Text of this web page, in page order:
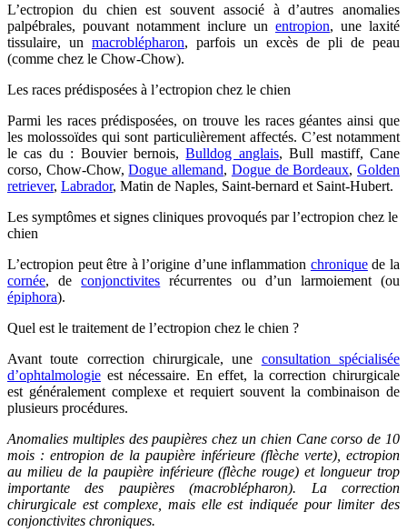
L’ectropion du chien est souvent associé à d’autres anomalies
palpébrales, pouvant notamment inclure un entropion, une laxité
tissulaire, un macroblépharon, parfois un excès de pli de peau
(comme chez le Chow-Chow).
Les races prédisposées à l’ectropion chez le chien
Parmi les races prédisposées, on trouve les races géantes ainsi que
les molossoïdes qui sont particulièrement affectés. C’est notamment
le cas du : Bouvier bernois,Bulldog anglais, Bull mastiff, Cane
corso, Chow-Chow,Dogue allemand, Dogue de Bordeaux,Golden
retriever, Labrador, Matin de Naples, Saint-bernard et Saint-Hubert.
Les symptômes et signes cliniques provoqués par l’ectropion chez le
chien
L’ectropion peut être à l’origine d’une inflammation chroniquede la
cornée, deconjonctivites récurrentes ou d’un larmoiement (ou
épiphora).
Quel est le traitement de l’ectropion chez le chien ?
Avant toute correction chirurgicale, une consultation spécialisée
d’ophtalmologie est nécessaire. En effet, la correction chirurgicale
est généralement complexe et requiert souvent la combinaison de
plusieurs procédures.
Anomalies multiples des paupières chez un chien Cane corso de 10
mois : entropion de la paupière inférieure (flèche verte), ectropion
au milieu de la paupière inférieure (flèche rouge) et longueur trop
importante des paupières (macroblépharon). La correction
chirurgicale est complexe, mais elle est indiquée pour limiter des
conjonctivites chroniques.